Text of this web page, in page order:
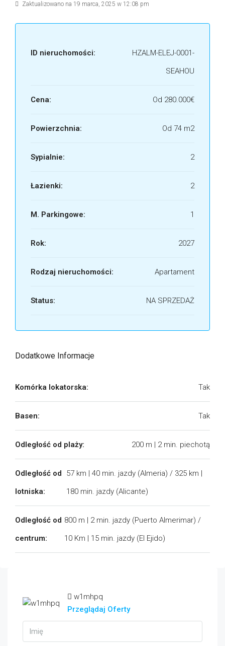
Zaktualizowano na 19 marca, 2025 w 12:08 pm
ID nieruchomości:
HZALM-ELEJ-0001-
SEAHOU
Cena: Od 280.000€
Powierzchnia: Od 74 m2
Sypialnie: 2
Łazienki: 2
M. Parkingowe: 1
Rok: 2027
Rodzaj nieruchomości: Apartament
Status: NA SPRZEDAŻ
Dodatkowe Informacje
Komórka lokatorska: Tak
Basen: Tak
Odległość od plaży: 200 m | 2 min. piechotą
Odległość od
lotniska:
57 km | 40 min. jazdy (Almeria) / 325 km |
180 min. jazdy (Alicante)
Odległość od
centrum:
800 m | 2 min. jazdy (Puerto Almerimar) /
10 Km | 15 min. jazdy (El Ejido)
w1mhpq
Przeglądaj Oferty